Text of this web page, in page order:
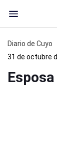
Diario de Cuyo
31 de octubre